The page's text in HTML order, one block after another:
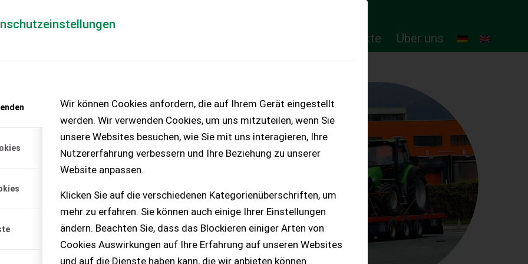
Wir können Cookies anfordern, die auf Ihrem Gerät eingestellt
werden. Wir verwenden Cookies, um uns mitzuteilen, wenn Sie
unsere Websites besuchen, wie Sie mit uns interagieren, Ihre
Nutzererfahrung verbessern und Ihre Beziehung zu unserer
Website anpassen.
Klicken Sie auf die verschiedenen Kategorienüberschriften, um
mehr zu erfahren. Sie können auch einige Ihrer Einstellungen
ändern. Beachten Sie, dass das Blockieren einiger Arten von
Cookies Auswirkungen auf Ihre Erfahrung auf unseren Websites
und auf die Dienste haben kann, die wir anbieten können.
Online-Produkte Über uns
– KEINE
mit folgenden
TC-SC, TC-GEO